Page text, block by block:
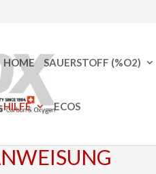
HOME SAUERSTOFF (%O2)
HILFE ECOS